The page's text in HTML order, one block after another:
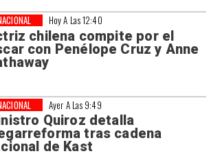
Hoy A Las 12:40
chilena compite por el
con Penélope Cruz y Anne
Ayer A Las 9:49
Quiroz detalla
tras cadena
de Kast